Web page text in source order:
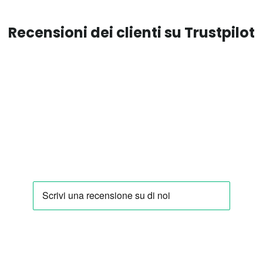
Recensioni dei clienti su Trustpilot